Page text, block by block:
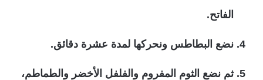
الفاتح.
نضع البطاطس ونحركها لمدة عشرة دقائق.
ثم نضع الثوم المفروم والفلفل الأخضر والطماطم،